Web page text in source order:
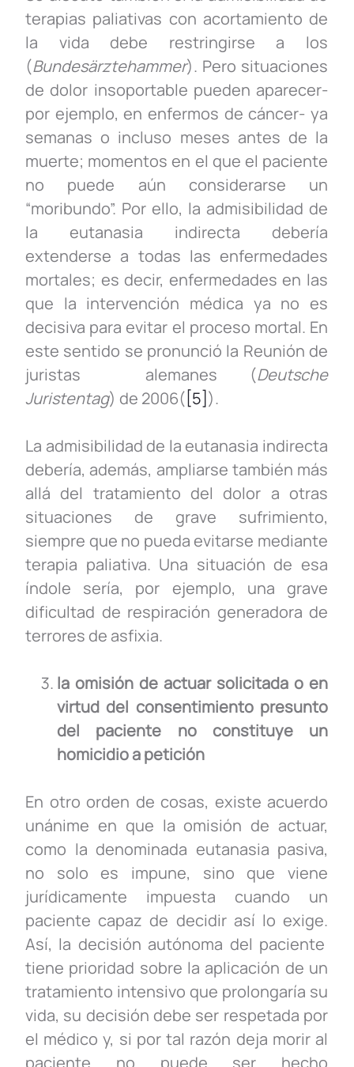
terapias paliativas con acortamiento de
la vida debe restringirse a los
(Bundesärztehammer). Pero situaciones
de dolor insoportable pueden aparecer-
por ejemplo, en enfermos de cáncer- ya
semanas o incluso meses antes de la
muerte; momentos en el que el paciente
no puede aún considerarse un
“moribundo”. Por ello, la admisibilidad de
la eutanasia indirecta debería
extenderse a todas las enfermedades
mortales; es decir, enfermedades en las
que la intervención médica ya no es
decisiva para evitar el proceso mortal. En
este sentido se pronunció la Reunión de
juristas alemanes (Deutsche
Juristentag) de 2006( [5] ).
La admisibilidad de la eutanasia indirecta
debería, además, ampliarse también más
allá del tratamiento del dolor a otras
situaciones de grave sufrimiento,
siempre que no pueda evitarse mediante
terapia paliativa. Una situación de esa
índole sería, por ejemplo, una grave
dificultad de respiración generadora de
terrores de asfixia.
la omisión de actuar solicitada o en
virtud del consentimiento presunto
del paciente no constituye un
homicidio a petición
En otro orden de cosas, existe acuerdo
unánime en que la omisión de actuar,
como la denominada eutanasia pasiva,
no solo es impune, sino que viene
jurídicamente impuesta cuando un
paciente capaz de decidir así lo exige.
Así, la decisión autónoma del paciente
tiene prioridad sobre la aplicación de un
tratamiento intensivo que prolongaría su
vida, su decisión debe ser respetada por
el médico y, si por tal razón deja morir al
paciente no puede ser hecho